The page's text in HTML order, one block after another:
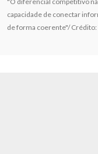
capacidade de conectar
de forma coerente"/